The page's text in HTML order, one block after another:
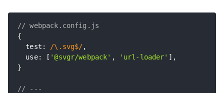
// webpack.config.js
{
  test
: /\.svg$/,
  use
: [ '@svgr/webpack' , 'url-loader' ] ,
}
// ---